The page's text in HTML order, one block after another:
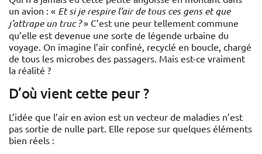
un avion : « Et si je respire l’air de tous ces gens et que
j’attrape un truc ?» C’est une peur tellement commune
qu’elle est devenue une sorte de légende urbaine du
voyage. On imagine l’air confiné, recyclé en boucle, chargé
de tous les microbes des passagers. Mais est-ce vraiment
la réalité ?
D’où vient cette peur ?
L’idée que l’air en avion est un vecteur de maladies n’est
pas sortie de nulle part. Elle repose sur quelques éléments
bien réels :